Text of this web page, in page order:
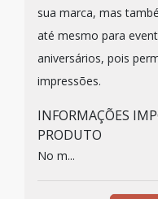
sua marca, mas
até mesmo para
aniversários, pois
impressões.
INFORMAÇÕES
PRODUTO
No m...